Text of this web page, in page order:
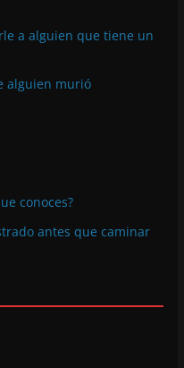
a alguien que tiene un
alguien murió
conoces?
antes que caminar